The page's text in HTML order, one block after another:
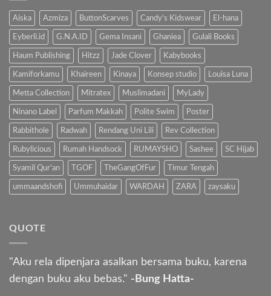
Anak
Aiska Azmiza ButtonScarves Candy's Kidswear El-hana
Eyberli.id G.N.A.ID Gema Insani Ghaniea Gulali Books
Haum Publishing Hitzz Jade Clover Kabybooks
Kamiforkamu Khaireen Kinaya Konsep studio Louisa Luna
Metta Collection Mitratex Muslimadani MyLady
Ninano Label Parfum Makkah Polite Swim Poster
Rabbithole Radwah Rendang Uni Lili Rev Collection
Rubylicious Rumah Handsock RUMAYSHO Sashee SC Hijab
Syamil Qur'an TGOF TheGangOfFur Timur Tengah
ummaandshofi Ummuhaidar WARDAH ZARA zaysaku
QUOTE
"Aku rela dipenjara asalkan bersama buku, karena
dengan buku aku bebas." -Bung Hatta-